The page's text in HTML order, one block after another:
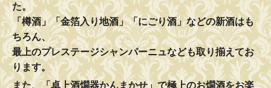
た。
「樽酒」「金箔入り地酒」「にごり酒」などの新酒はも
ちろん、
最上のプレステージシャンパーニュなども取り揃えてお
ります。
また、「卓上酒燗器かんまかせ」で極上のお燗酒をお楽